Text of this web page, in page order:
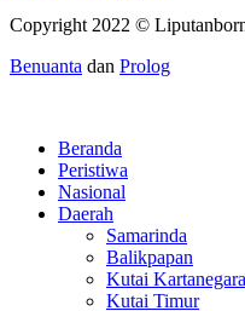
Copyright 2022 ©
Benuanta dan Prolog
Beranda
Peristiwa
Nasional
Daerah
Samarinda
Balikpapan
Kutai Kartanegara
Kutai Timur